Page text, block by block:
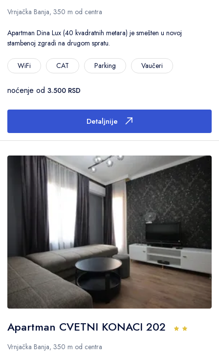
Vrnjačka Banja, 350 m od centra
Apartman Dina Lux (40 kvadratnih metara) je smešten u novoj
stambenoj zgradi na drugom spratu.
WiFi CAT Parking Vaučeri
noćenje od 3.500 RSD
Detaljnije
Apartman CVETNI KONACI 202
Vrnjačka Banja, 350 m od centra